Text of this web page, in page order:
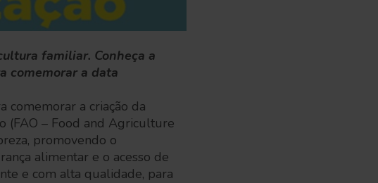
familiar. Conheça a
comemorar a data
comemorar a criação da
(FAO – Food and Agriculture
promovendo o
alimentar e o acesso de
e com alta qualidade, para